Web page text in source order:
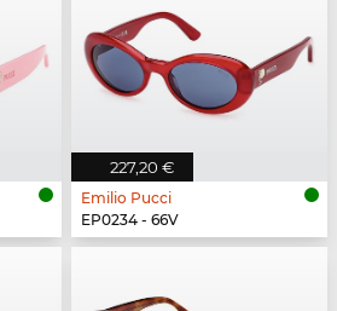
227,20 €
Emilio Pucci
EP0234 - 66V